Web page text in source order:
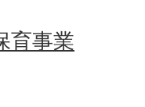
育事業